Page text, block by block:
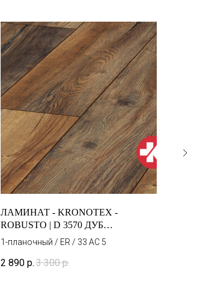
ЛАМИНАТ - KRONOTEX -
ROBUSTO | D 3570 ДУБ
ПОРТОВЫЙ
1-планочный / ER / 33 AC 5
2 890 р. 3 300 р.